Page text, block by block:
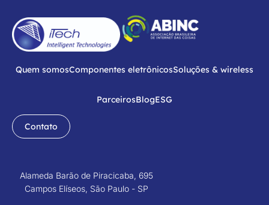
Quem somosComponentes eletrônicosSoluções & wireless
ParceirosBlogESG
Contato
Alameda Barão de Piracicaba, 695
Campos Elíseos, São Paulo - SP